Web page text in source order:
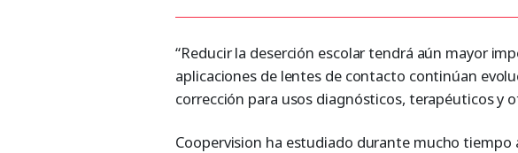
“Reducir la deserción escolar tendrá aún mayor
aplicaciones de lentes de contacto continúan
corrección para usos diagnósticos, terapéuticos y
Coopervision ha estudiado durante mucho tiempo